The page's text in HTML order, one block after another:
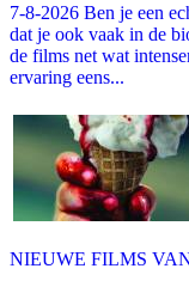
7-8-2026 Ben je een
dat je ook vaak in de
de films net wat
ervaring eens...
NIEUWE FILMS